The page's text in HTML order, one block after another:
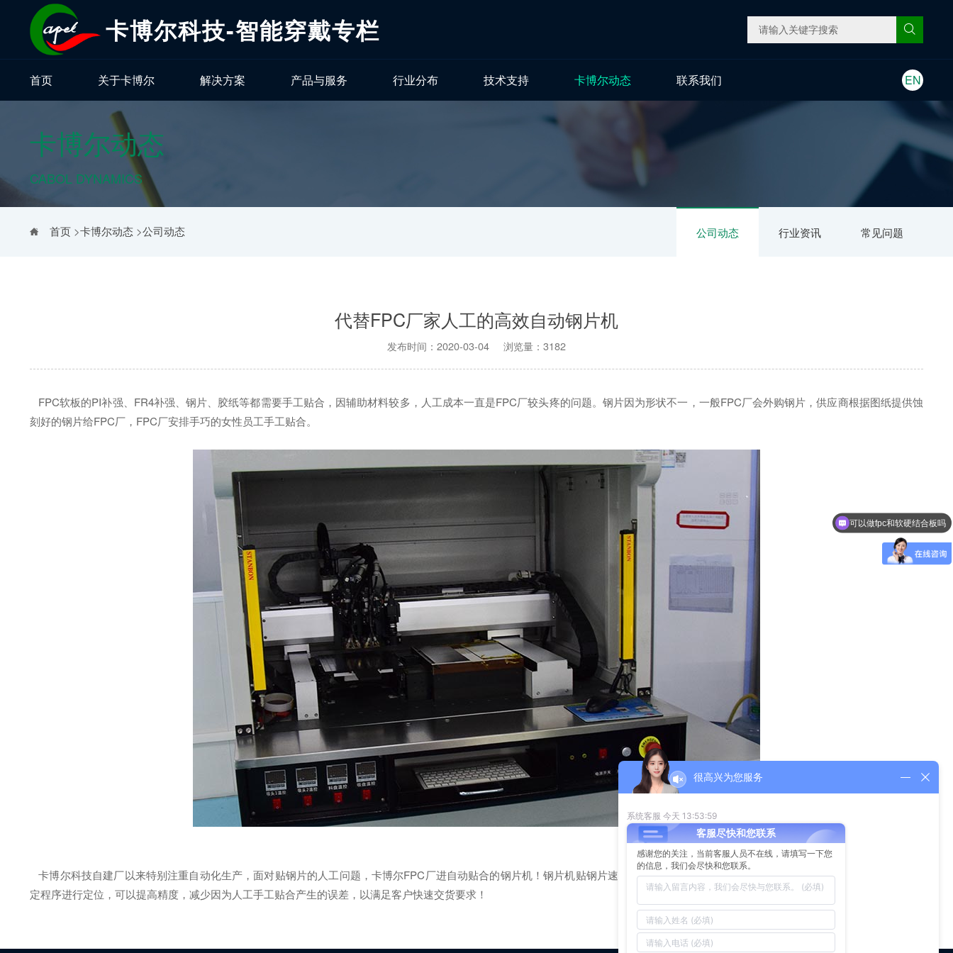
卡博尔科技-智能穿戴专栏
首页 关于卡博尔 解决方案 产品与服务 行业分布 技术支持 卡博尔动态 联系我们 EN
卡博尔动态
CABOL DYNAMICS
公司动态 行业资讯 常见问题
首页>卡博尔动态>公司动态
代替FPC厂家人工的高效自动钢片机
发布时间：2020-03-04 浏览量：3182
FPC软板的PI补强、FR4补强、钢片、胶纸等都需要手工贴合，因辅助材料较多，人工成本一直是FPC厂较头疼的问题。钢片因为形状不一，一般FPC厂会外购钢片，供应商根据图纸提供蚀
刻好的钢片给FPC厂，FPC厂安排手巧的女性员工手工贴合。
卡博尔科技自建厂以来特别注重自动化生产，面对贴钢片的人工问题，卡博尔FPC厂进自动贴合的钢片机！钢片机贴钢片速度快，每天的产能约50K，可替代4~5个员工。根据客户的资料设
定程序进行定位，可以提高精度，减少因为人工手工贴合产生的误差，以满足客户快速交货要求！
可以做fpc和软硬结合板吗